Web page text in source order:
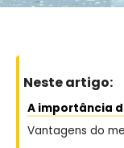
Neste artigo:
A importância
Vantagens do